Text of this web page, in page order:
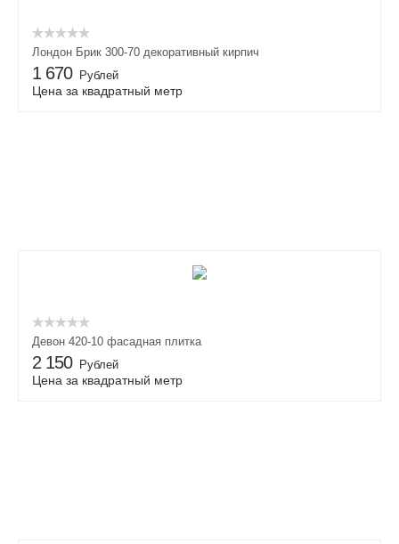
Лондон Брик 300-70 декоративный кирпич
1 670 Рублей
Цена за квадратный метр
Девон 420-10 фасадная плитка
2 150 Рублей
Цена за квадратный метр